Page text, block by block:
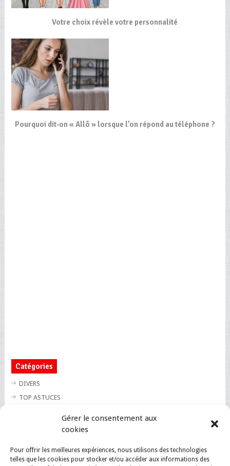
Gérer le consentement aux
cookies
Pour offrir les meilleures expériences, nous utilisons des technologies
telles que les cookies pour stocker et/ou accéder aux informations des
Votre choix révèle votre personnalité
Pourquoi dit-on « Allô » lorsque l’on répond au téléphone ?
Catégories
DIVERS
TOP ASTUCES
TOP INSOLITE